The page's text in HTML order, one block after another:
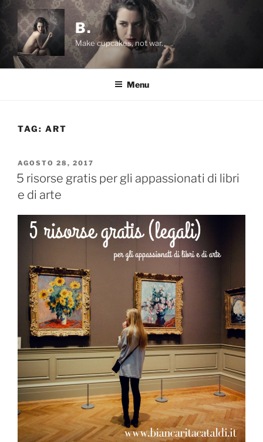
Salta
contenuto
B.
Make cupcakes, not war.
Menu
TAG: ART
PUBBLICATO
IL
AGOSTO 28, 2017
5 risorse gratis per gli appassionati di libri
e di arte